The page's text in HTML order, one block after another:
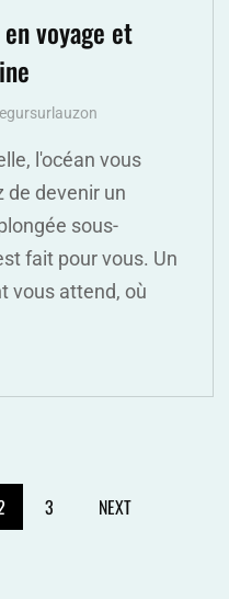
voyage et
l'océan vous
de devenir un
sous-
fait pour vous. Un
vous attend, où
3 NEXT